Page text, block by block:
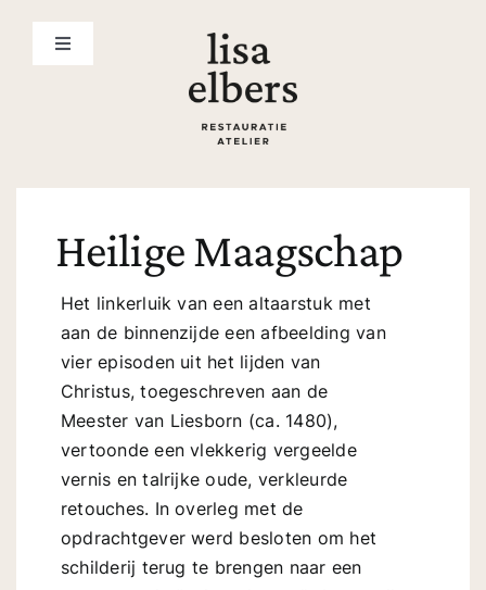
inhoud
Toggle
werkwijze
werkzaamheden
restauratie voorbeelden
diensten
opdrachtgevers
Heilige Maagschap
Het linkerluik van een altaarstuk met
aan de binnenzijde een afbeelding van
vier episoden uit het lijden van
Christus, toegeschreven aan de
Meester van Liesborn (ca. 1480),
vertoonde een vlekkerig vergeelde
vernis en talrijke oude, verkleurde
retouches. In overleg met de
opdrachtgever werd besloten om het
schilderij terug te brengen naar een